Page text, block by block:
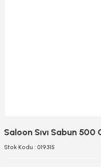
Saloon Sıvı Sabun 500
Stok Kodu : 019315